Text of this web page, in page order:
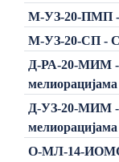
М-УЗ-20-ПМП -
М-УЗ-20-СП -
Д-РА-20-МИМ -
мелиорацијама
Д-УЗ-20-МИМ -
мелиорацијама
О-МЛ-14-